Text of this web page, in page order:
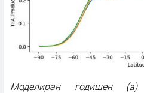
Моделиран годишен